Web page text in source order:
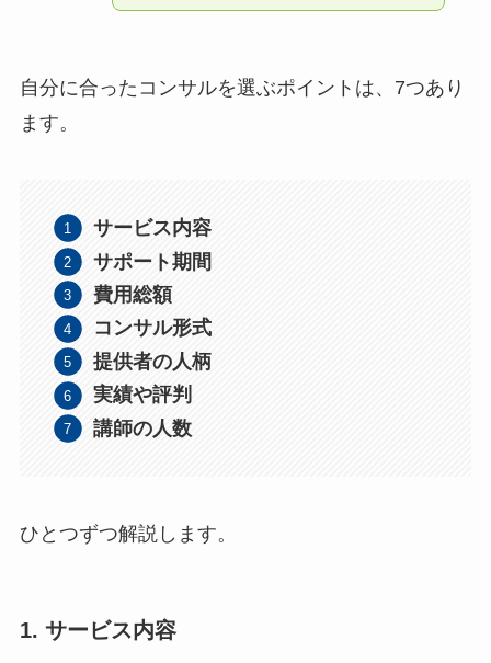
自分に合ったコンサルを選ぶポイントは、7つあり
ます。
サービス内容
サポート期間
費用総額
コンサル形式
提供者の人柄
実績や評判
講師の人数
ひとつずつ解説します。
1. サービス内容